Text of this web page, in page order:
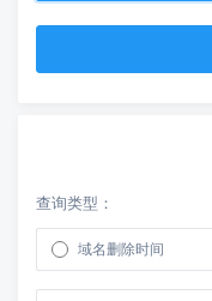
查询类型：
域名删除时间